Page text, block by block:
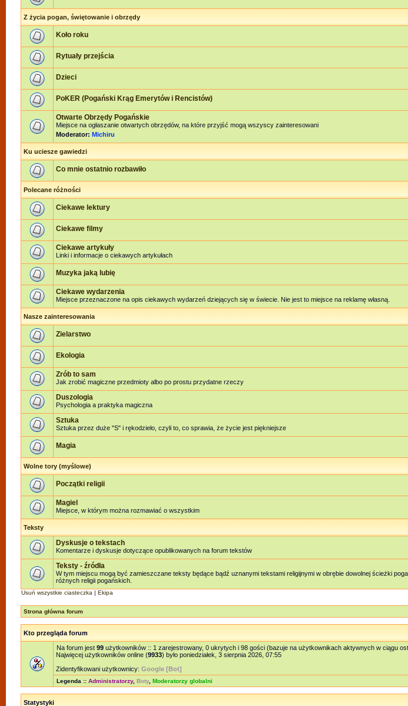
Z życia pogan, świętowanie i obrzędy
Koło roku
Rytuały przejścia
Dzieci
PoKER (Pogański Krąg Emerytów i Rencistów)
Otwarte Obrzędy Pogańskie
Miejsce na ogłaszanie otwartych obrzędów, na które przyjść mogą wszyscy zainteresowani
Moderator: Michiru
Ku uciesze gawiedzi
Co mnie ostatnio rozbawiło
Polecane różności
Ciekawe lektury
Ciekawe filmy
Ciekawe artykuły
Linki i informacje o ciekawych artykułach
Muzyka jaką lubię
Ciekawe wydarzenia
Miejsce przeznaczone na opis ciekawych wydarzeń dziejących się w świecie. Nie jest to miejsce na reklamę własną.
Nasze zainteresowania
Zielarstwo
Ekologia
Zrób to sam
Jak zrobić magiczne przedmioty albo po prostu przydatne rzeczy
Duszologia
Psychologia a praktyka magiczna
Sztuka
Sztuka przez duże "S" i rękodzieło, czyli to, co sprawia, że życie jest piękniejsze
Magia
Wolne tory (myślowe)
Początki religii
Magiel
Miejsce, w którym można rozmawiać o wszystkim
Teksty
Dyskusje o tekstach
Komentarze i dyskusje dotyczące opublikowanych na forum tekstów
Teksty - źródła
W tym miejscu mogą być zamieszczane teksty będące bądź uznanymi tekstami religijnymi w obrębie dowolnej ścieżki
różnych religii pogańskich.
Usuń wszystkie ciasteczka | Ekipa
Strona główna forum
Kto przegląda forum
Na forum jest 99 użytkowników :: 1 zarejestrowany, 0 ukrytych i 98 gości (bazuje na użytkownikach aktywnych w ciągu
Najwięcej użytkowników online (9933) było poniedziałek, 3 sierpnia 2026, 07:55
Zidentyfikowani użytkownicy: Google [Bot]
Legenda :: Administratorzy, Boty, Moderatorzy globalni
Statystyki